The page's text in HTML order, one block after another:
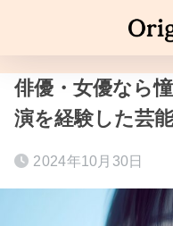
俳優・女優なら
演を経験した芸能
2024年10月30日